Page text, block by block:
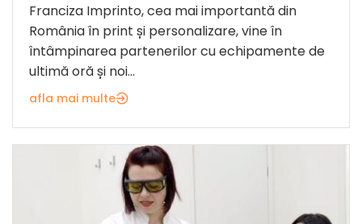
Franciza Imprinto, cea mai importantă din
România în print și personalizare, vine în
întâmpinarea partenerilor cu echipamente de
ultimă oră și noi...
afla mai multe